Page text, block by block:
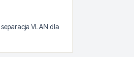
VLAN dla